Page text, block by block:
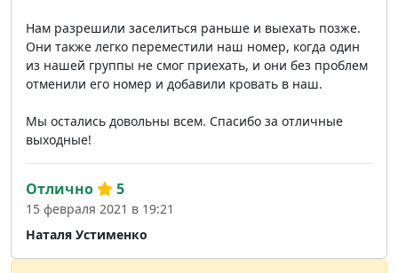
Нам разрешили заселиться раньше и выехать позже.
Они также легко переместили наш номер, когда один
из нашей группы не смог приехать, и они без проблем
отменили его номер и добавили кровать в наш.
Мы остались довольны всем. Спасибо за отличные
выходные!
Наталя Устименко
Отлично 5
15 февраля 2021 в 19:21